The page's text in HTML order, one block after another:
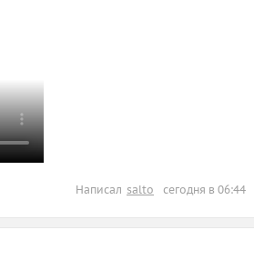
Написал salto сегодня в 06:44